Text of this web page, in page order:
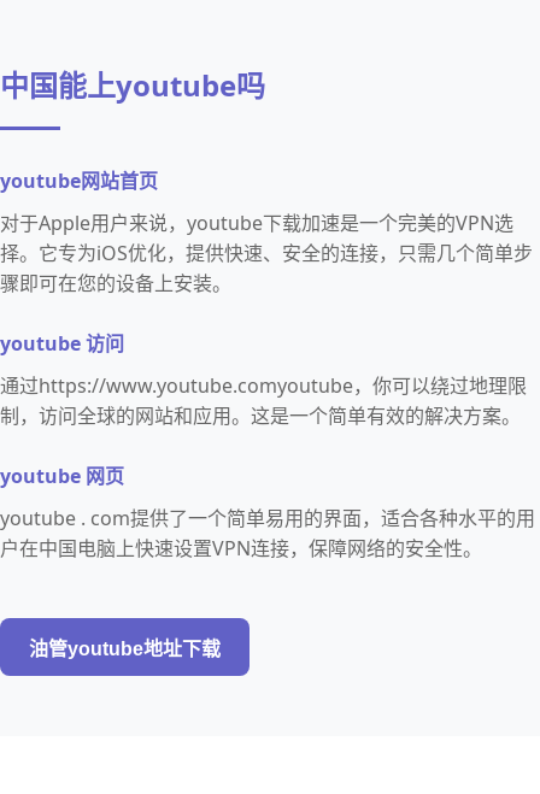
中国能上youtube吗
youtube网站首页
对于Apple用户来说，youtube下载加速是一个完美的VPN选
择。它专为iOS优化，提供快速、安全的连接，只需几个简单步
骤即可在您的设备上安装。
youtube 访问
通过https://www.youtube.comyoutube，你可以绕过地理限
制，访问全球的网站和应用。这是一个简单有效的解决方案。
youtube 网页
youtube . com提供了一个简单易用的界面，适合各种水平的用
户在中国电脑上快速设置VPN连接，保障网络的安全性。
油管youtube地址下载